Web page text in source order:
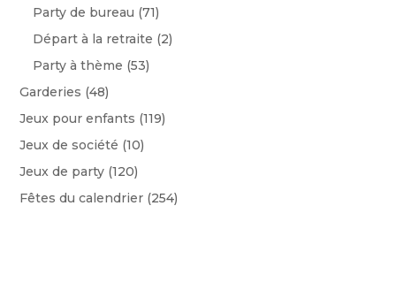
Party de bureau (71)
Départ à la retraite (2)
Party à thème (53)
Garderies (48)
Jeux pour enfants (119)
Jeux de société (10)
Jeux de party (120)
Fêtes du calendrier (254)